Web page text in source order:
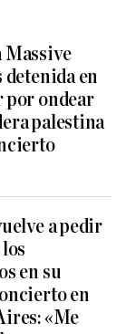
Massive
detenida en
por ondear
palestina
a pedir
en su
en
«Me